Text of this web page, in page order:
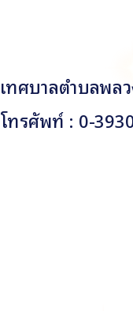
เทศบาลตำบลพล
โทรศัพท์ : 0-